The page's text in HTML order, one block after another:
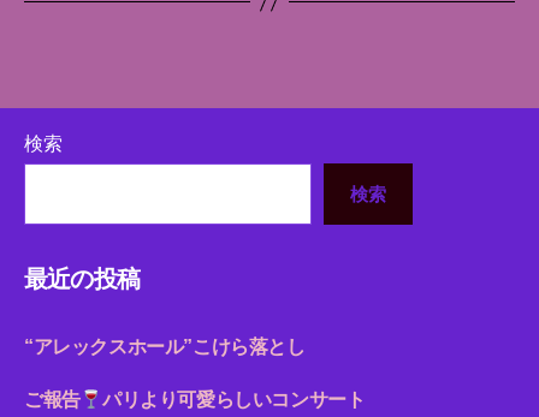
検索
検索
最近の投稿
“アレックスホール”こけら落とし
ご報告 パリより可愛らしいコンサート